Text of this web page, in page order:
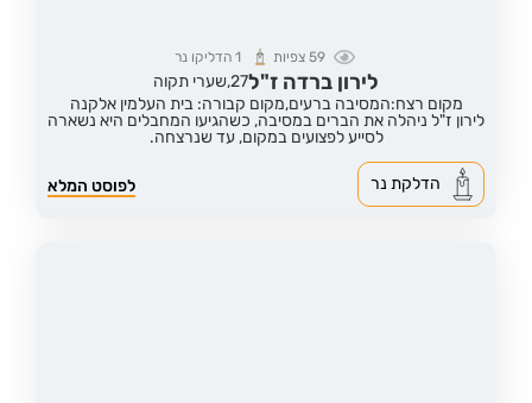
59צפיות 1 הדליקו נר
לירון ברדה ז"ל27, שערי תקוה
מקום רצח:המסיבה ברעים,מקום קבורה: בית העלמין אלקנה
לירון ז"ל ניהלה את הברים במסיבה, כשהגיעו המחבלים היא נשארה
לסייע לפצועים במקום, עד שנרצחה.
לפוסט המלא הדלקת נר